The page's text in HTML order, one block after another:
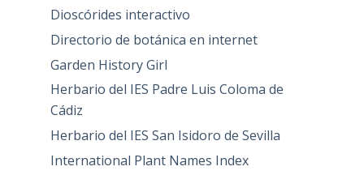
Dioscórides interactivo
Directorio de botánica en internet
Garden History Girl
Herbario del IES Padre Luis Coloma de
Cádiz
Herbario del IES San Isidoro de Sevilla
International Plant Names Index